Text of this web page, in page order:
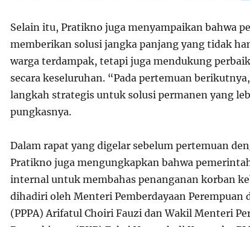
Selain itu, Pratikno juga menyampaikan bahwa
memberikan solusi jangka panjang yang tidak
warga terdampak, tetapi juga mendukung
secara keseluruhan. “Pada pertemuan
langkah strategis untuk solusi permanen yang
pungkasnya.
Dalam rapat yang digelar sebelum pertemuan
Pratikno juga mengungkapkan bahwa
internal untuk membahas penanganan korban
dihadiri oleh Menteri Pemberdayaan Perempuan
(PPPA) Arifatul Choiri Fauzi dan Wakil Menteri